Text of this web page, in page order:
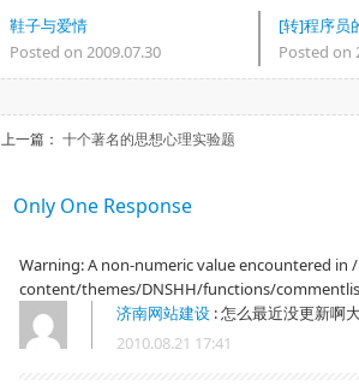
鞋子与爱情
Posted on 2009.07.30
[转]程序员
Posted on
上一篇： 十个著名的思想心理实验题
Only One Response
Warning: A non-numeric value encountered
content/themes/DNSHH/functions/
济南网站建设 :怎么最近没更新啊
2010.08.21 17:41